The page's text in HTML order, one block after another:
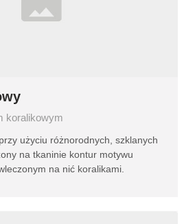
koralikowym
użyciu różnorodnych, szklanych
na tkaninie kontur motywu
na nić koralikami.